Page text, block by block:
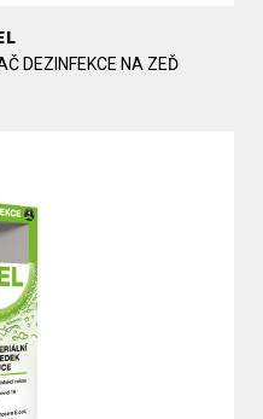
DEZINFEKCE NA ZEĎ